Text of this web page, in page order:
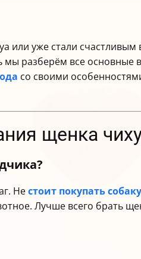
или уже стали
разберём все основные
со своими
щенка
Нестоит покупать собаку
Лучше всего брать